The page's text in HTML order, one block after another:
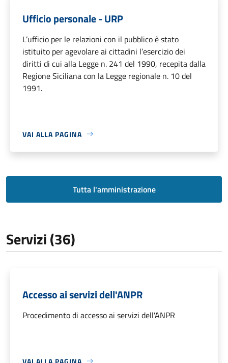
Ufficio personale - URP
L’ufficio per le relazioni con il pubblico è stato
istituito per agevolare ai cittadini l’esercizio dei
diritti di cui alla Legge n. 241 del 1990, recepita dalla
Regione Siciliana con la Legge regionale n. 10 del
1991.
VAI ALLA PAGINA
Tutta l'amministrazione
Servizi (36)
Accesso ai servizi dell'ANPR
Procedimento di accesso ai servizi dell'ANPR